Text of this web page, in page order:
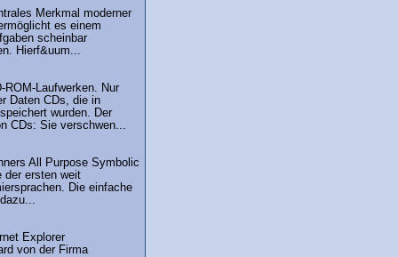
Merkmal moderner
es einem
scheinbar
Hierf&uum...
Laufwerken. Nur
Daten CDs, die in
wurden. Der
CDs: Sie verschwen...
All Purpose Symbolic
der ersten weit
Die einfache
Explorer
von der Firma